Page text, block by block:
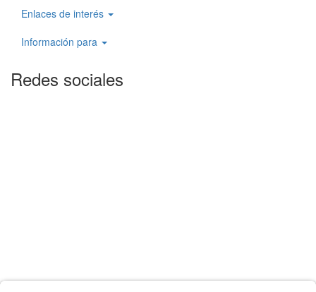
Enlaces de interés
Información para
Redes sociales